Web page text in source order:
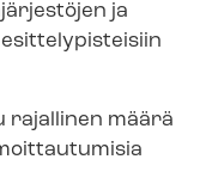
ja
rajallinen määrä